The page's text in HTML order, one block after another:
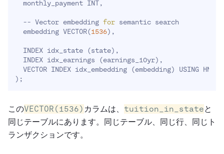
  monthly_payment INT,
  -- Vector embedding
for semantic search
  embedding VECTOR
(1536) ,
  INDEX idx_state
(state) ,
  INDEX idx_earnings
(earnings_10yr) ,
  VECTOR INDEX idx_embedding
(embedding)
) ;
このVECTOR(1536) カラムは、 tuition_in_stateと
同じテーブルにあります。同じテーブル、同じ行、同じト
ランザクションです。